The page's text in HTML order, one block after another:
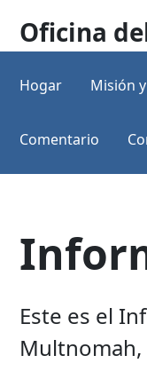
Oficina
Hogar Misión
Comentario
Este es el